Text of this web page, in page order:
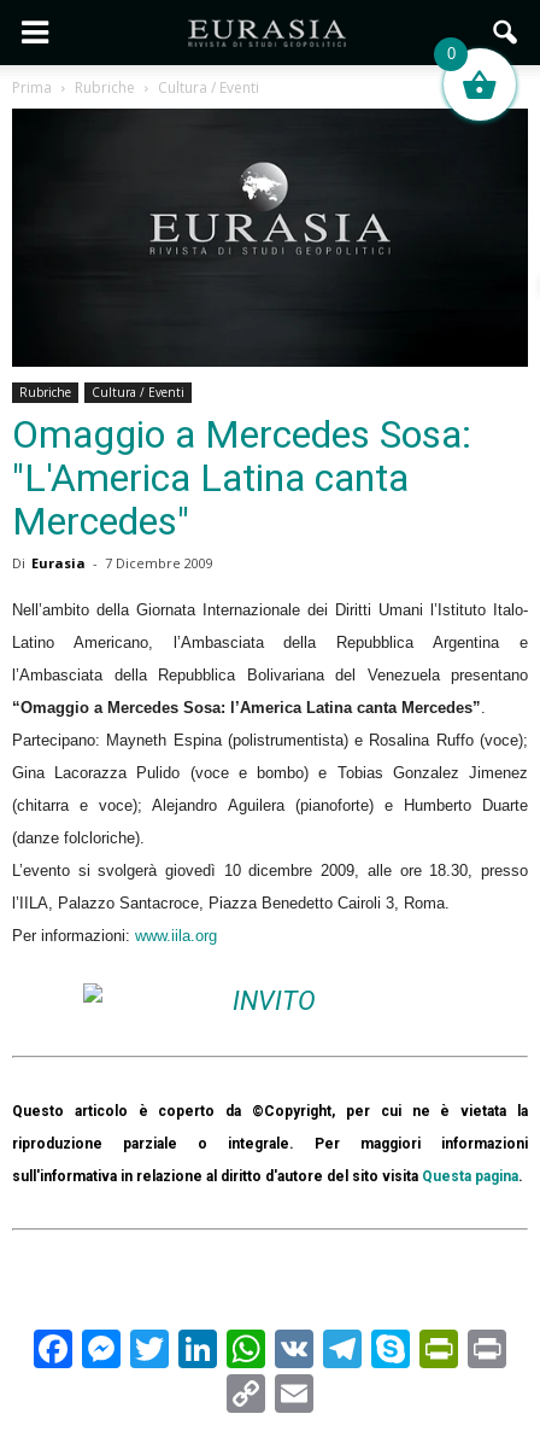
Prima Rubriche Cultura / Eventi
Rubriche Cultura / Eventi
Omaggio a Mercedes Sosa:
"L'America Latina canta
Mercedes"
Di Eurasia - 7 Dicembre 2009
Nell’ambito della Giornata Internazionale dei Diritti Umani l’Istituto Italo-
Latino Americano, l’Ambasciata della Repubblica Argentina e
l’Ambasciata della Repubblica Bolivariana del Venezuela presentano
“Omaggio a Mercedes Sosa: l’America Latina canta Mercedes”
Partecipano: Mayneth Espina (polistrumentista) e Rosalina Ruffo (voce);
Gina Lacorazza Pulido (voce e bombo) e Tobias Gonzalez Jimenez
(chitarra e voce); Alejandro Aguilera (pianoforte) e Humberto Duarte
(danze folcloriche).
L’evento si svolgerà giovedì 10 dicembre 2009, alle ore 18.30, presso
l’IILA, Palazzo Santacroce, Piazza Benedetto Cairoli 3, Roma.
Per informazioni: www.iila.org
Questo articolo è coperto da ©Copyright, per cui ne è vietata la
riproduzione parziale o integrale. Per maggiori informazioni
sull'informativa in relazione al diritto d'autore del sito visita Questa pagina.
Facebook
Messenger
TwitterLinkedIn
WhatsApp
VK Telegram
Skype
Copy
0